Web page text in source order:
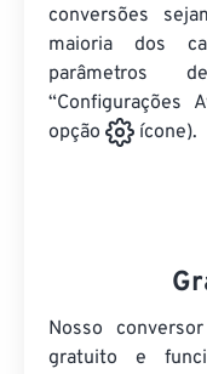
conversões
maioria dos
parâmetros
“Configurações
opção
ícone).
Nosso
gratuito e